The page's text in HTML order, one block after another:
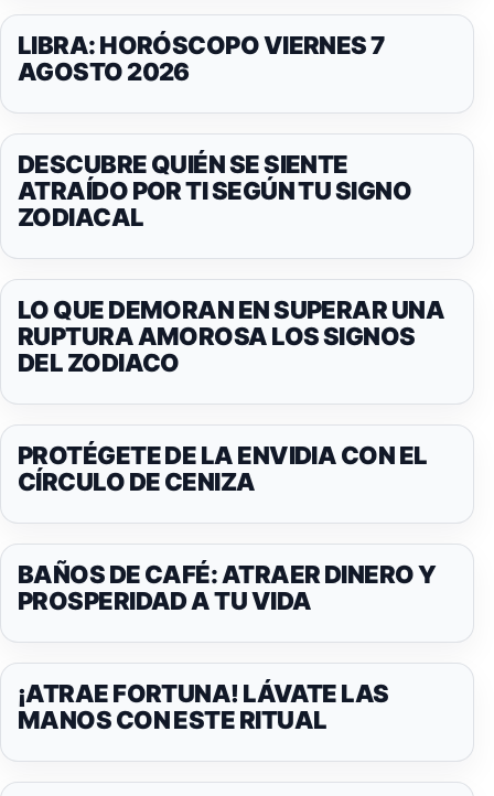
LIBRA: HORÓSCOPO VIERNES 7
AGOSTO 2026
DESCUBRE QUIÉN SE SIENTE
ATRAÍDO POR TI SEGÚN TU SIGNO
ZODIACAL
LO QUE DEMORAN EN SUPERAR UNA
RUPTURA AMOROSA LOS SIGNOS
DEL ZODIACO
PROTÉGETE DE LA ENVIDIA CON EL
CÍRCULO DE CENIZA
BAÑOS DE CAFÉ: ATRAER DINERO Y
PROSPERIDAD A TU VIDA
¡ATRAE FORTUNA! LÁVATE LAS
MANOS CON ESTE RITUAL